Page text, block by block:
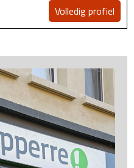
Volledig profiel